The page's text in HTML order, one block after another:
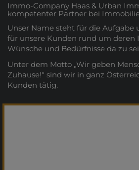
Immo-Company Haas & Urban
kompetenter Partner bei
Unser Name steht für die Aufgabe
für unsere Kunden rund um deren
Wünsche und Bedürfnisse da zu
Unter dem Motto „Wir geben
Zuhause!“ sind wir in ganz
Kunden tätig.